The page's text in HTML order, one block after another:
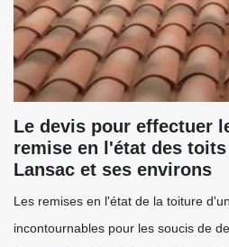
Le devis pour effectuer
remise en l'état des
Lansac et ses environs
Les remises en l'état de la toiture
incontournables pour les soucis de